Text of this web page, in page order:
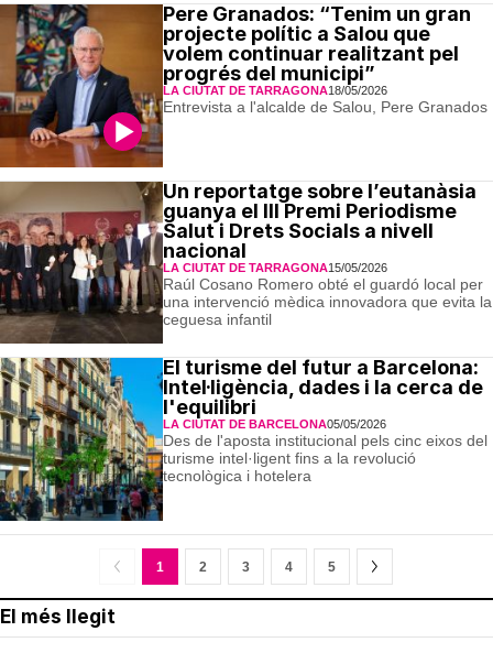
Pere Granados: “Tenim un gran
projecte polític a Salou que
volem continuar realitzant pel
progrés del municipi”
LA CIUTAT DE TARRAGONA18/05/2026
Entrevista a l'alcalde de Salou, Pere Granados
Un reportatge sobre l’eutanàsia
guanya el III Premi Periodisme
Salut i Drets Socials a nivell
nacional
LA CIUTAT DE TARRAGONA15/05/2026
Raúl Cosano Romero obté el guardó local per
una intervenció mèdica innovadora que evita la
ceguesa infantil
El turisme del futur a Barcelona:
Intel·ligència, dades i la cerca de
l'equilibri
LA CIUTAT DE BARCELONA05/05/2026
Des de l'aposta institucional pels cinc eixos del
turisme intel·ligent fins a la revolució
tecnològica i hotelera
1 2 3 4 5
El més llegit